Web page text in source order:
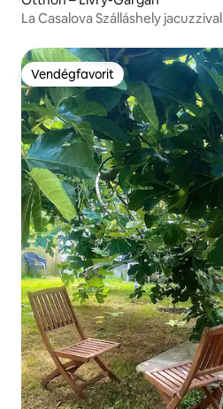
La Casalova Szálláshely
Vendégfavorit
Vendégfavorit